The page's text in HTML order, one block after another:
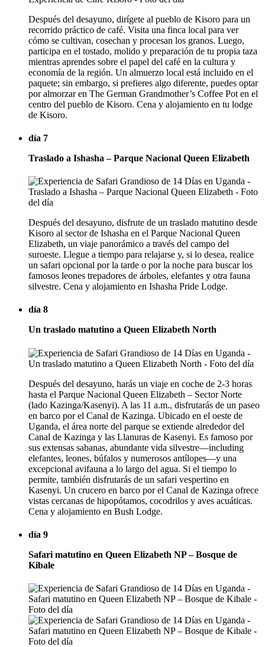
Después del desayuno, dirígete al pueblo de Kisoro para un
recorrido práctico de café. Visita una finca local para ver
cómo se cultivan, cosechan y procesan los granos. Luego,
participa en el tostado, molido y preparación de tu propia taza
mientras aprendes sobre el papel del café en la cultura y
economía de la región. Un almuerzo local está incluido en el
paquete; sin embargo, si prefieres algo diferente, puedes optar
por almorzar en The German Grandmother’s Coffee Pot en el
centro del pueblo de Kisoro. Cena y alojamiento en tu lodge
de Kisoro.
día 7
Traslado a Ishasha – Parque Nacional Queen Elizabeth
Después del desayuno, disfrute de un traslado matutino desde
Kisoro al sector de Ishasha en el Parque Nacional Queen
Elizabeth, un viaje panorámico a través del campo del
suroeste. Llegue a tiempo para relajarse y, si lo desea, realice
un safari opcional por la tarde o por la noche para buscar los
famosos leones trepadores de árboles, elefantes y otra fauna
silvestre. Cena y alojamiento en Ishasha Pride Lodge.
día 8
Un traslado matutino a Queen Elizabeth North
Después del desayuno, harás un viaje en coche de 2-3 horas
hasta el Parque Nacional Queen Elizabeth – Sector Norte
(lado Kazinga/Kasenyi). A las 11 a.m., disfrutarás de un paseo
en barco por el Canal de Kazinga. Ubicado en el oeste de
Uganda, el área norte del parque se extiende alrededor del
Canal de Kazinga y las Llanuras de Kasenyi. Es famoso por
sus extensas sabanas, abundante vida silvestre—including
elefantes, leones, búfalos y numerosos antílopes—y una
excepcional avifauna a lo largo del agua. Si el tiempo lo
permite, también disfrutarás de un safari vespertino en
Kasenyi. Un crucero en barco por el Canal de Kazinga ofrece
vistas cercanas de hipopótamos, cocodrilos y aves acuáticas.
Cena y alojamiento en Bush Lodge.
día 9
Safari matutino en Queen Elizabeth NP – Bosque de
Kibale